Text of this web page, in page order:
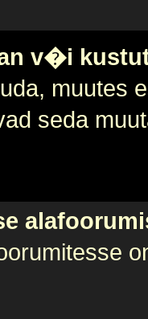
v�i
muutes
seda